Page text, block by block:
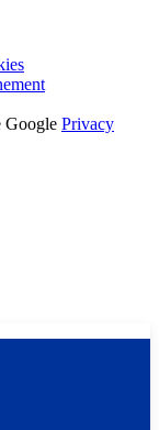
Google Privacy